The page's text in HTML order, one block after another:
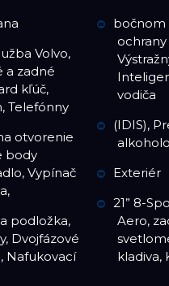
Volvo,
a zadné
kľúč,
Telefónny
otvorenie
body
Vypínač
podložka,
Dvojfázové
Nafukovací
bočnom
vodiča
(IDIS),
Exteriér
21” 8-
Aero,
kladiva,